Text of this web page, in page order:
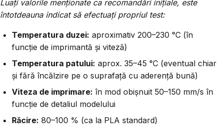
Luați valorile menționate ca recomandări inițiale, este
întotdeauna indicat să efectuați propriul test:
Temperatura duzei: aproximativ 200–230 °C (în
funcție de imprimantă și viteză)
Temperatura patului: aprox. 35–45 °C (eventual chiar
și fără încălzire pe o suprafață cu aderență bună)
Viteza de imprimare: în mod obișnuit 50–150 mm/s în
funcție de detaliul modelului
Răcire: 80–100 % (ca la PLA standard)